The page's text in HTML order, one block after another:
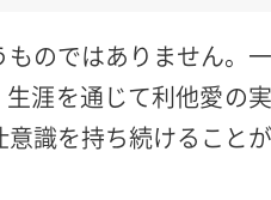
のではありません。
涯を通じて利他愛の
識を持ち続けること